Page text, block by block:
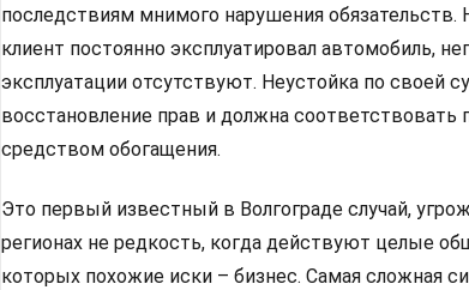
последствиям мнимого нарушения обязательств.
клиент постоянно эксплуатировал автомобиль,
эксплуатации отсутствуют. Неустойка по своей
восстановление прав и должна
средством обогащения.
Это первый известный в Волгограде случай,
регионах не редкость, когда действуют целые
которых похожие иски – бизнес. Самая сложная